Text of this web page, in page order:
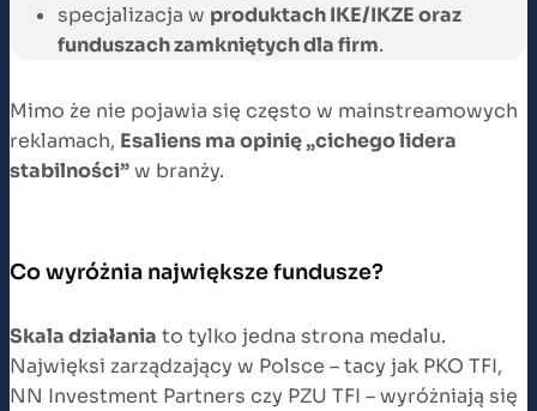
specjalizacja w produktach IKE/IKZE oraz
funduszach zamkniętych dla firm.
Mimo że nie pojawia się często w mainstreamowych
reklamach, Esaliens ma opinię „cichego lidera
stabilności”w branży.
Co wyróżnia największe fundusze?
Skala działania to tylko jedna strona medalu.
Najwięksi zarządzający w Polsce – tacy jak PKO TFI,
NN Investment Partners czy PZU TFI – wyróżniają się